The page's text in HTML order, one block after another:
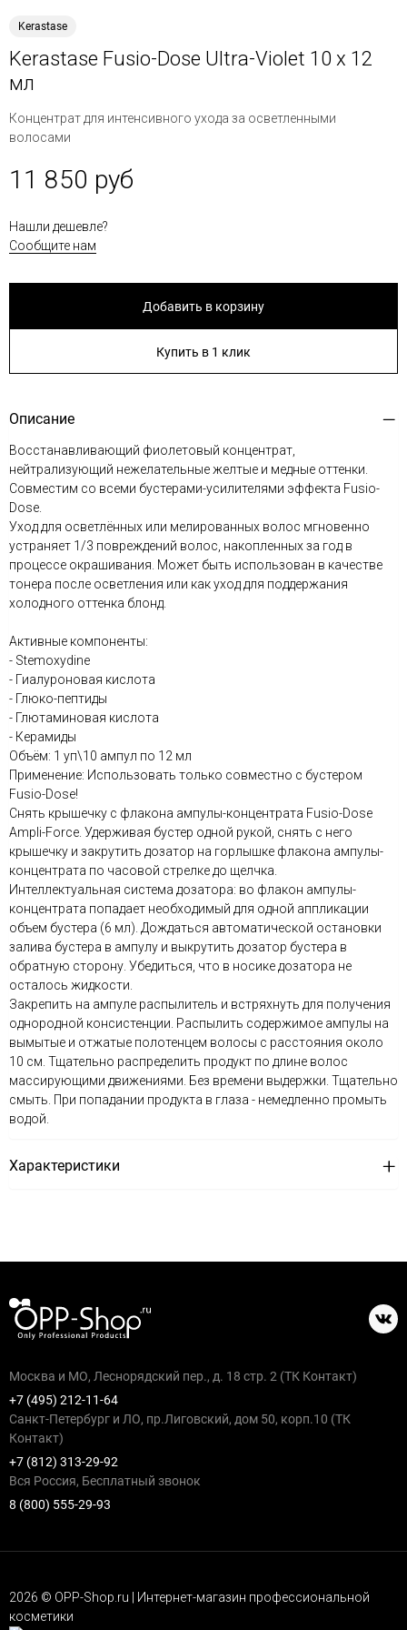
Kerastase
Kerastase Fusio-Dose Ultra-Violet 10 x 12
мл
Концентрат для интенсивного ухода за осветленными
волосами
11 850 руб
Нашли дешевле?
Сообщите нам
Добавить в корзину
Купить в 1 клик
Описание
Восстанавливающий фиолетовый концентрат,
нейтрализующий нежелательные желтые и медные оттенки.
Совместим со всеми бустерами-усилителями эффекта Fusio-
Dose.
Уход для осветлённых или мелированных волос мгновенно
устраняет 1/3 повреждений волос, накопленных за год в
процессе окрашивания. Может быть использован в качестве
тонера после осветления или как уход для поддержания
холодного оттенка блонд.
Активные компоненты:
- Stemoxydine
- Гиалуроновая кислота
- Глюко-пептиды
- Глютаминовая кислота
- Керамиды
Объём: 1 уп\10 ампул по 12 мл
Применение: Использовать только совместно с бустером
Fusio-Dose!
Снять крышечку с флакона ампулы-концентрата Fusio-Dose
Ampli-Force. Удерживая бустер одной рукой, снять с него
крышечку и закрутить дозатор на горлышке флакона ампулы-
концентрата по часовой стрелке до щелчка.
Интеллектуальная система дозатора: во флакон ампулы-
концентрата попадает необходимый для одной аппликации
объем бустера (6 мл). Дождаться автоматической остановки
залива бустера в ампулу и выкрутить дозатор бустера в
обратную сторону. Убедиться, что в носике дозатора не
осталось жидкости.
Закрепить на ампуле распылитель и встряхнуть для получения
однородной консистенции. Распылить содержимое ампулы на
вымытые и отжатые полотенцем волосы с расстояния около
10 см. Тщательно распределить продукт по длине волос
массирующими движениями. Без времени выдержки. Тщательно
смыть. При попадании продукта в глаза - немедленно промыть
водой.
Характеристики
Москва и МО, Леснорядский пер., д. 18 стр. 2 (ТК Контакт)
+7 (495) 212-11-64
Санкт-Петербург и ЛО, пр.Лиговский, дом 50, корп.10 (ТК
Контакт)
+7 (812) 313-29-92
Вся Россия, Бесплатный звонок
8 (800) 555-29-93
2026 © OPP-Shop.ru | Интернет-магазин профессиональной
косметики